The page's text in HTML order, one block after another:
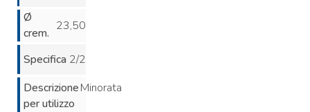
Ø
crem.
23,50
Specifica 2/2
Descrizione
per utilizzo
Minorata